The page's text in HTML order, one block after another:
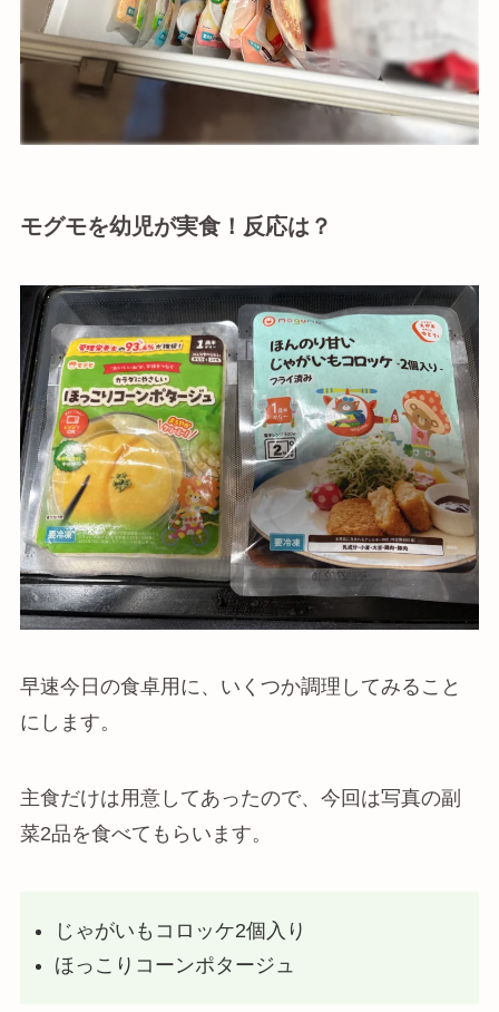
モグモを幼児が実食！反応は？
早速今日の食卓用に、いくつか調理してみること
にします。
主食だけは用意してあったので、今回は写真の副
菜2品を食べてもらいます。
じゃがいもコロッケ2個入り
ほっこりコーンポタージュ